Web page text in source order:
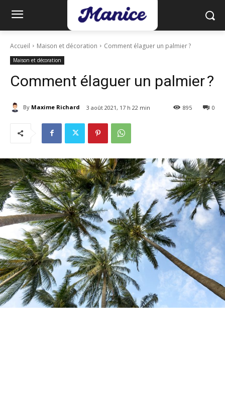
Accueil Maison et décoration Comment élaguer un palmier ?
Maison et décoration
Comment élaguer un palmier ?
By Maxime Richard 3 août 2021, 17 h 22 min 0
895